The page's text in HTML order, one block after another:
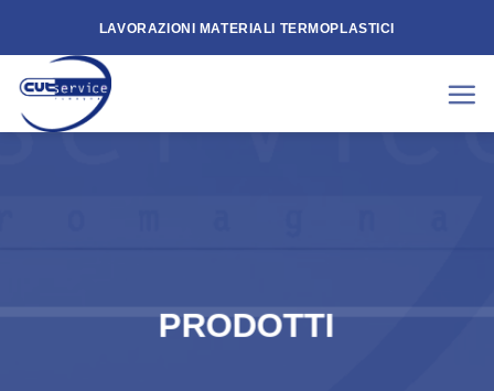
content
LAVORAZIONI MATERIALI TERMOPLASTICI
PRODOTTI